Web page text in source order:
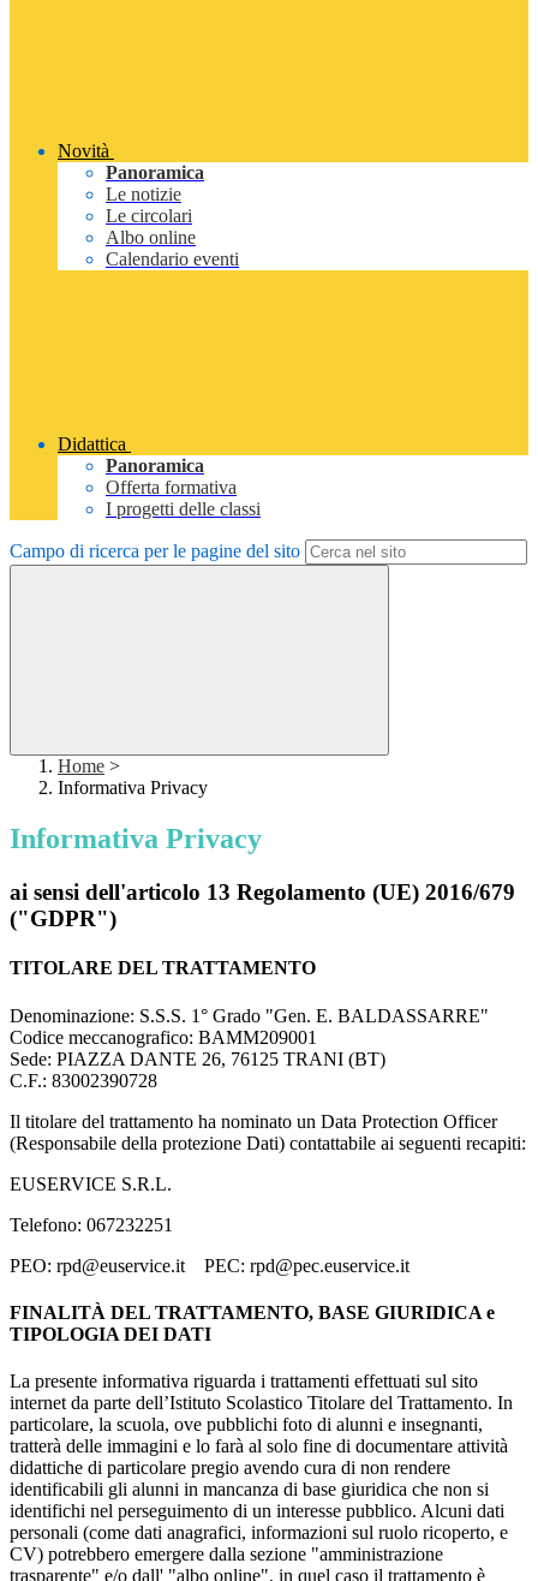
Novità
Panoramica
Le notizie
Le circolari
Albo online
Calendario eventi
Didattica
Panoramica
Offerta formativa
I progetti delle classi
Campo di ricerca per le pagine del sito
Home >
Informativa Privacy
Informativa Privacy
ai sensi dell'articolo 13 Regolamento (UE) 2016/679
("GDPR")
TITOLARE DEL TRATTAMENTO
Denominazione: S.S.S. 1° Grado "Gen. E. BALDASSARRE"
Codice meccanografico: BAMM209001
Sede: PIAZZA DANTE 26, 76125 TRANI (BT)
C.F.: 83002390728
Il titolare del trattamento ha nominato un Data Protection Officer
(Responsabile della protezione Dati) contattabile ai seguenti recapiti:
EUSERVICE S.R.L.
Telefono: 067232251
PEO: rpd@euservice.it PEC: rpd@pec.euservice.it
FINALITÀ DEL TRATTAMENTO, BASE GIURIDICA e
TIPOLOGIA DEI DATI
La presente informativa riguarda i trattamenti effettuati sul sito
internet da parte dell’Istituto Scolastico Titolare del Trattamento. In
particolare, la scuola, ove pubblichi foto di alunni e insegnanti,
tratterà delle immagini e lo farà al solo fine di documentare attività
didattiche di particolare pregio avendo cura di non rendere
identificabili gli alunni in mancanza di base giuridica che non si
identifichi nel perseguimento di un interesse pubblico. Alcuni dati
personali (come dati anagrafici, informazioni sul ruolo ricoperto, e
CV) potrebbero emergere dalla sezione "amministrazione
trasparente" e/o dall' "albo online", in quel caso il trattamento è